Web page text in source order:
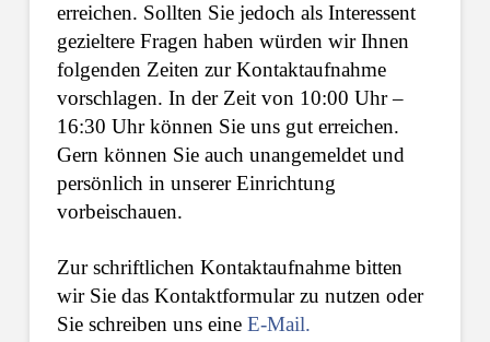
erreichen. Sollten Sie jedoch als Interessent
gezieltere Fragen haben würden wir Ihnen
folgenden Zeiten zur Kontaktaufnahme
vorschlagen. In der Zeit von 10:00 Uhr –
16:30 Uhr können Sie uns gut erreichen.
Gern können Sie auch unangemeldet und
persönlich in unserer Einrichtung
vorbeischauen.
Zur schriftlichen Kontaktaufnahme bitten
wir Sie das Kontaktformular zu nutzen oder
Sie schreiben uns eine E-Mail.